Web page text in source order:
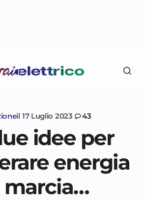
il 17 Luglio 2023 43
idee per
energia
marcia…